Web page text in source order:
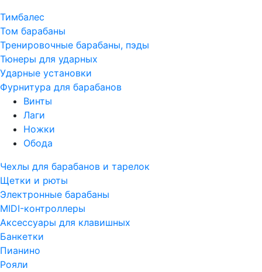
Тимбалес
Том барабаны
Тренировочные барабаны, пэды
Тюнеры для ударных
Ударные установки
Фурнитура для барабанов
Винты
Лаги
Ножки
Обода
Чехлы для барабанов и тарелок
Щетки и рюты
Электронные барабаны
MIDI-контроллеры
Аксессуары для клавишных
Банкетки
Пианино
Рояли